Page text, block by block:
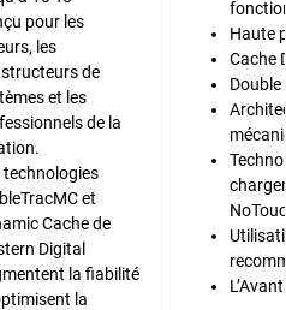
pour les
les
de
et les
de la
technologies
et
Cache de
Digital
la fiabilité
la
Haute
Cache